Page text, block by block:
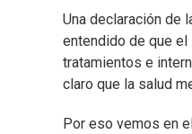
Una declaración de
entendido de que
tratamientos e
claro que la salud
Por eso vemos en